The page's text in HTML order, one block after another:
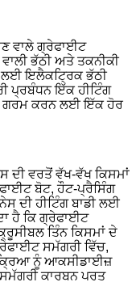
ਵਾਲੇ ਗ੍ਰੇਫਾਈਟ
ਭੱਠੀ ਅਤੇ ਤਕਨੀਕੀ
ਲਈ ਇਲੈਕਟ੍ਰਿਕ ਭੱਠੀ
ਪ੍ਰਬੰਧਨ ਇੱਕ ਹੀਟਿੰਗ
ਗਰਮ ਕਰਨ ਲਈ ਇੱਕ ਹੋਰ
ਦੀ ਵਰਤੋਂ ਵੱਖ-ਵੱਖ ਕਿਸਮਾਂ
ਬੋਟ, ਹੌਟ-ਪ੍ਰੈਸਿੰਗ
ਦੀ ਹੀਟਿੰਗ ਬਾਡੀ ਲਈ
ਹੈ ਕਿ ਗ੍ਰੇਫਾਈਟ
ਤਿੰਨ ਕਿਸਮਾਂ ਦੇ
ਸਮੱਗਰੀ ਵਿੱਚ,
ਨੂੰ ਆਕਸੀਡਾਈਜ਼
ਕਾਰਬਨ ਪਰਤ